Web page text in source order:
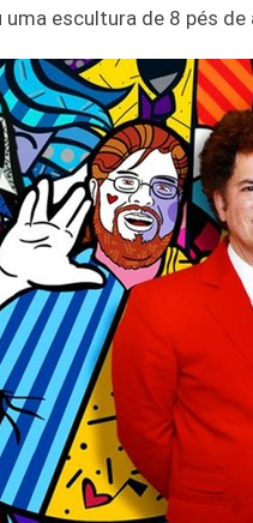
escultura de 8 pés